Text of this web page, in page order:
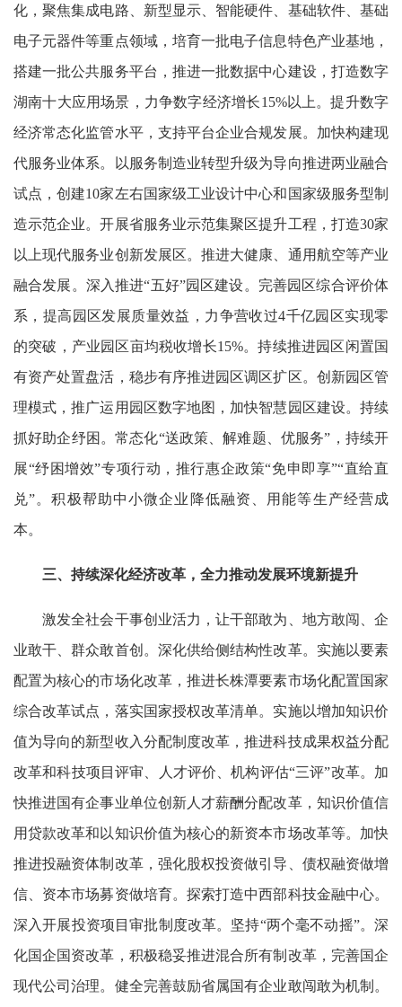
化，聚焦集成电路、新型显示、智能硬件、基础软件、基础
电子元器件等重点领域，培育一批电子信息特色产业基地，
搭建一批公共服务平台，推进一批数据中心建设，打造数字
湖南十大应用场景，力争数字经济增长15%以上。提升数字
经济常态化监管水平，支持平台企业合规发展。加快构建现
代服务业体系。以服务制造业转型升级为导向推进两业融合
试点，创建10家左右国家级工业设计中心和国家级服务型制
造示范企业。开展省服务业示范集聚区提升工程，打造30家
以上现代服务业创新发展区。推进大健康、通用航空等产业
融合发展。深入推进“五好”园区建设。完善园区综合评价体
系，提高园区发展质量效益，力争营收过4千亿园区实现零
的突破，产业园区亩均税收增长15%。持续推进园区闲置国
有资产处置盘活，稳步有序推进园区调区扩区。创新园区管
理模式，推广运用园区数字地图，加快智慧园区建设。持续
抓好助企纾困。常态化“送政策、解难题、优服务”，持续开
展“纾困增效”专项行动，推行惠企政策“免申即享”“直给直
兑”。积极帮助中小微企业降低融资、用能等生产经营成
本。
三、持续深化经济改革，全力推动发展环境新提升
激发全社会干事创业活力，让干部敢为、地方敢闯、企
业敢干、群众敢首创。深化供给侧结构性改革。实施以要素
配置为核心的市场化改革，推进长株潭要素市场化配置国家
综合改革试点，落实国家授权改革清单。实施以增加知识价
值为导向的新型收入分配制度改革，推进科技成果权益分配
改革和科技项目评审、人才评价、机构评估“三评”改革。加
快推进国有企事业单位创新人才薪酬分配改革，知识价值信
用贷款改革和以知识价值为核心的新资本市场改革等。加快
推进投融资体制改革，强化股权投资做引导、债权融资做增
信、资本市场募资做培育。探索打造中西部科技金融中心。
深入开展投资项目审批制度改革。坚持“两个毫不动摇”。深
化国企国资改革，积极稳妥推进混合所有制改革，完善国企
现代公司治理。健全完善鼓励省属国有企业敢闯敢为机制。